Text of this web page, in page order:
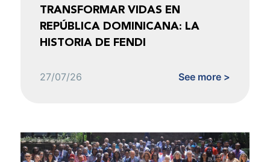
TRANSFORMAR VIDAS EN
REPÚBLICA DOMINICANA: LA
HISTORIA DE FENDI
27/07/26 See more >